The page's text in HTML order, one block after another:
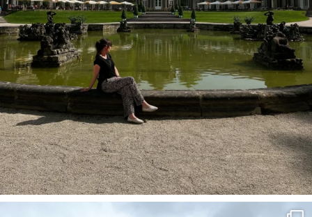
Frühling im Tannheimer Tal haben wir uns irgen